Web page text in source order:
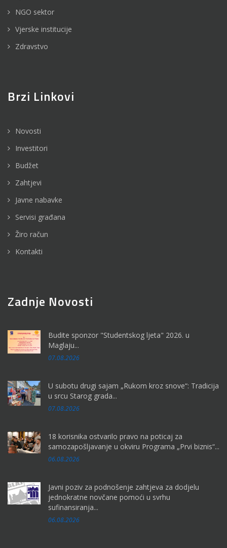
NGO sektor
Vjerske institucije
Zdravstvo
Brzi Linkovi
Novosti
Investitori
Budžet
Zahtjevi
Javne nabavke
Servisi građana
Žiro račun
Kontakti
Zadnje Novosti
Budite sponzor "Studentskog ljeta" 2026. u
Maglaju...
07.08.2026
U subotu drugi sajam „Rukom kroz snove“: Tradicija
u srcu Starog grada...
07.08.2026
18 korisnika ostvarilo pravo na poticaj za
samozapošljavanje u okviru Programa „Prvi biznis“...
06.08.2026
Javni poziv za podnošenje zahtjeva za dodjelu
jednokratne novčane pomoći u svrhu
sufinansiranja...
06.08.2026